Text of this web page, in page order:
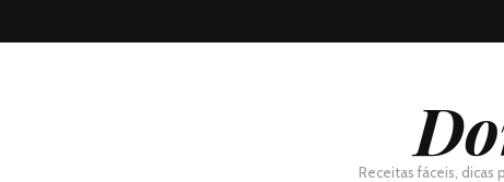
Receitas fáceis, dicas